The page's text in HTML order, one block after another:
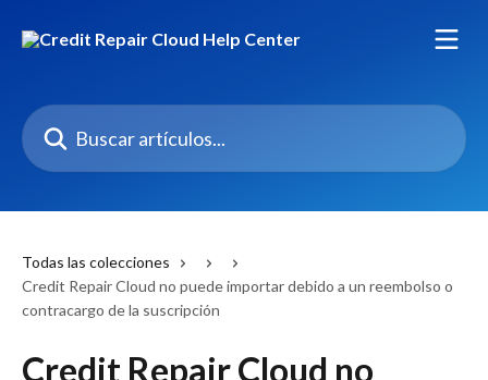
Buscar artículos...
Todas las colecciones
Credit Repair Cloud no puede importar debido a un reembolso o
contracargo de la suscripción
Credit Repair Cloud no